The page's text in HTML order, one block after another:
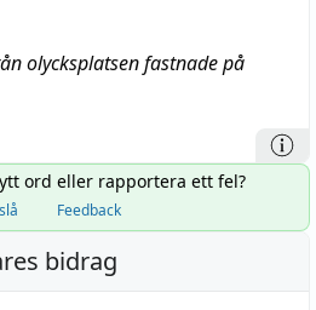
olycksplatsen fastnade på
ord eller rapportera ett fel?
Feedback
bidrag